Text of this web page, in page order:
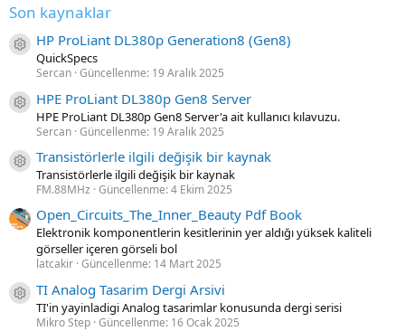
Son kaynaklar
Kaynak ikon/amblem
HP ProLiant DL380p Generation8 (Gen8)
QuickSpecs
Sercan Güncellenme: 19 Aralık 2025
Kaynak ikon/amblem
HPE ProLiant DL380p Gen8 Server
HPE ProLiant DL380p Gen8 Server'a ait kullanıcı kılavuzu.
Sercan Güncellenme: 19 Aralık 2025
Kaynak ikon/amblem
Transistörlerle ilgili değişik bir kaynak
Transistörlerle ilgili değişik bir kaynak
FM.88MHz Güncellenme:4 Ekim 2025
Open_Circuits_The_Inner_Beauty Pdf Book
Elektronik komponentlerin kesitlerinin yer aldığı yüksek kaliteli
görseller içeren görseli bol
latcakir Güncellenme: 14 Mart 2025
Kaynak ikon/amblem
TI Analog Tasarim Dergi Arsivi
TI'in yayinladigi Analog tasarimlar konusunda dergi serisi
Mikro Step Güncellenme: 16 Ocak 2025